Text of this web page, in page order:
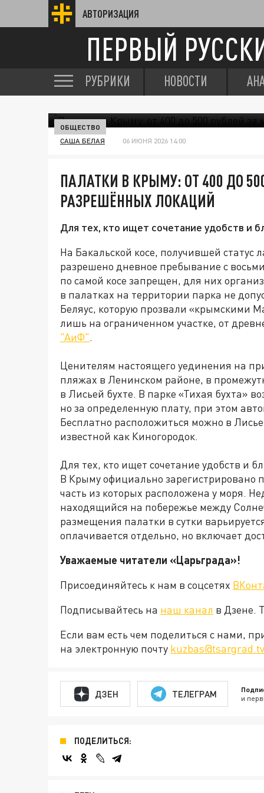
АВТОРИЗАЦИЯ
ПЕРВЫЙ
РУБРИКИ НОВОСТИ
ОБЩЕСТВО
САША БЕЛАЯ 06 ИЮНЯ 2026 14:00
ПАЛАТКИ В КРЫМУ: ОТ 400 ДО
РАЗРЕШЁННЫХ ЛОКАЦИЙ
Для тех, кто ищет сочетание удобств и
На Бакальской косе, получившей
разрешено дневное пребывание с
по самой косе запрещен, для них
в палатках на территории парка не
Беляус, которую прозвали «крымскими
лишь на ограниченном участке, от
"АиФ".
Ценителям настоящего уединения на
пляжах в Ленинском районе, в
в Лисьей бухте. В парке «Тихая бухта»
но за определенную плату, при этом
Бесплатно расположиться можно в
известной как Киногородок.
Для тех, кто ищет сочетание удобств и
В Крыму официально зарегистрировано
часть из которых расположена у моря.
находящийся на побережье между
размещения палатки в сутки
оплачивается отдельно, но включает
Уважаемые читатели «Царьграда»!
Присоединяйтесь к нам в соцсетях
Подписывайтесь на наш канал в Дзене.
Если вам есть чем поделиться с нами,
на электронную почту kuzbas@tsargrad.tv
ДЗЕН ТЕЛЕГРАМ и
ПОДЕЛИТЬСЯ: